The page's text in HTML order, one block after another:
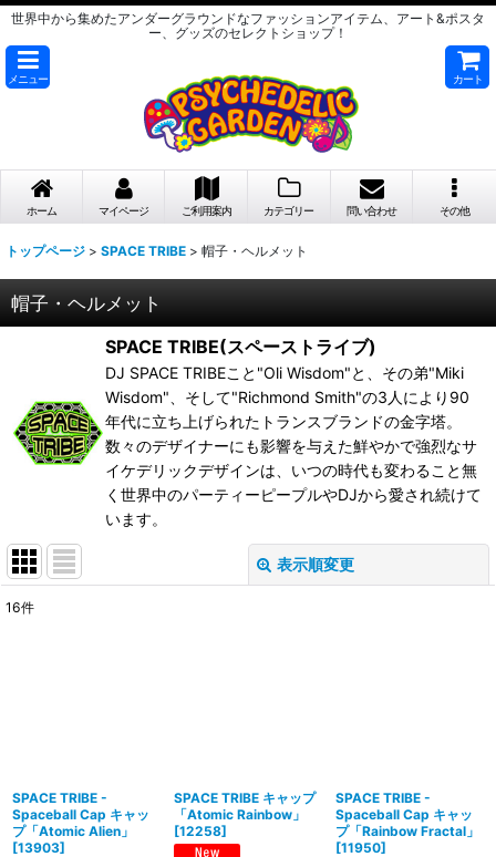
世界中から集めたアンダーグラウンドなファッションアイテム、アート&ポスタ
ー、グッズのセレクトショップ！
メニュー カート
ホーム マイページ ご利用案内 カテゴリー 問い合わせ その他
トップページ > SPACE TRIBE > 帽子・ヘルメット
帽子・ヘルメット
SPACE TRIBE(スペーストライブ)
DJ SPACE TRIBEこと"Oli Wisdom"と、その弟"Miki
Wisdom"、そして"Richmond Smith"の3人により90
年代に立ち上げられたトランスブランドの金字塔。
数々のデザイナーにも影響を与えた鮮やかで強烈なサ
イケデリックデザインは、いつの時代も変わること無
く世界中のパーティーピープルやDJから愛され続けて
います。
表示順変更
絞り込む
16件
SPACE TRIBE -
Spaceball Cap キャッ
プ「Atomic Alien」
[13903]
SPACE TRIBE キャップ
「Atomic Rainbow」
[12258]
SPACE TRIBE -
Spaceball Cap キャッ
プ「Rainbow Fractal」
[11950]